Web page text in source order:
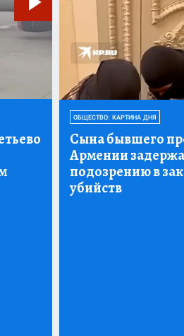
ОБЩЕСТВО: КАРТИНА ДНЯ
Сына бывшего
Армении
подозрению в
убийств